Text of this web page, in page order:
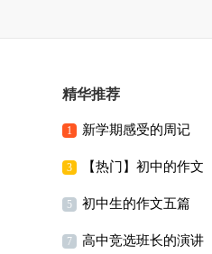
精华推荐
1 新学期感受的周记
3 【热门】初中的作文
300字汇编八篇
5 初中生的作文五篇
7 高中竞选班长的演讲